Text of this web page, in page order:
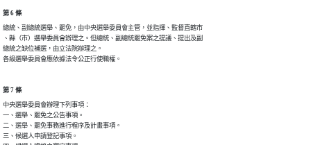
第 6 條
總統、副總統選舉、罷免，由中央選舉委員會主管，並指揮、監督直轄市
、縣（市）選舉委員會辦理之。但總統、副總統罷免案之提議、提出及副
總統之缺位補選，由立法院辦理之。
各級選舉委員會應依據法令公正行使職權。
第 7 條
中央選舉委員會辦理下列事項：
一、選舉、罷免之公告事項。
二、選舉、罷免事務進行程序及計畫事項。
三、候選人申請登記事項。